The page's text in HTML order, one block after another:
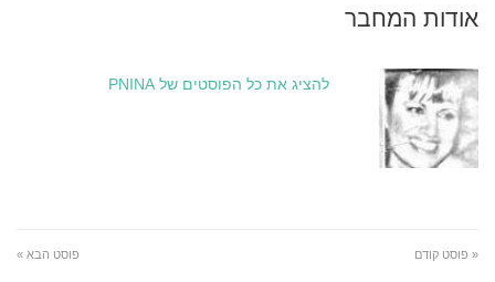
אודות המחבר
להציג את כל הפוסטים של PNINA
« פוסט קודם פוסט הבא »